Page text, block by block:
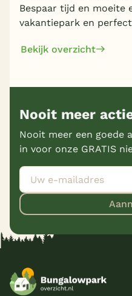
Bespaar tijd en moeite
vakantiepark en
Bekijk overzicht
Nooit meer
Nooit meer een goede
in voor onze GRATIS